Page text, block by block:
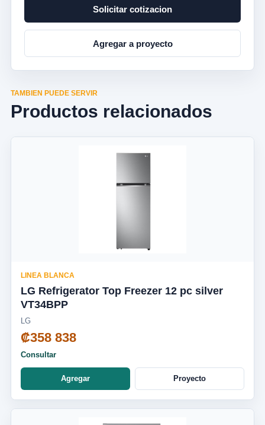
Solicitar cotizacion
Agregar a proyecto
TAMBIEN PUEDE SERVIR
Productos relacionados
LINEA BLANCA
LG Refrigerator Top Freezer 12 pc silver
VT34BPP
LG
₡358 838
Consultar
Agregar Proyecto